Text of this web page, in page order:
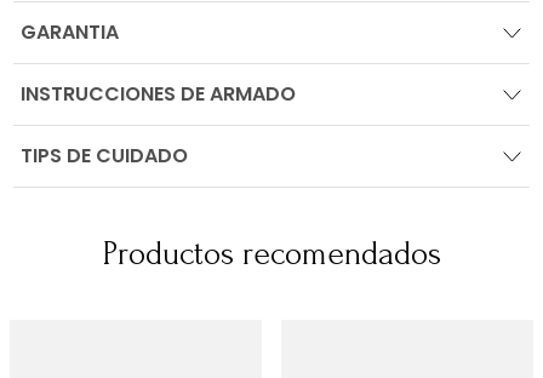
GARANTIA
INSTRUCCIONES DE ARMADO
TIPS DE CUIDADO
Productos recomendados